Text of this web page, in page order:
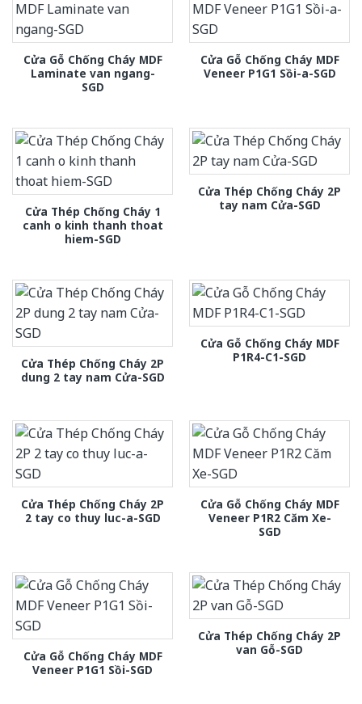
Cửa Gỗ Chống Cháy MDF
Laminate van ngang-
SGD
Cửa Gỗ Chống Cháy MDF
Veneer P1G1 Sồi-a-SGD
Cửa Thép Chống Cháy 1
canh o kinh thanh thoat
hiem-SGD
Cửa Thép Chống Cháy 2P
tay nam Cửa-SGD
Cửa Thép Chống Cháy 2P
dung 2 tay nam Cửa-SGD
Cửa Gỗ Chống Cháy MDF
P1R4-C1-SGD
Cửa Thép Chống Cháy 2P
2 tay co thuy luc-a-SGD
Cửa Gỗ Chống Cháy MDF
Veneer P1R2 Căm Xe-
SGD
Cửa Gỗ Chống Cháy MDF
Veneer P1G1 Sồi-SGD
Cửa Thép Chống Cháy 2P
van Gỗ-SGD